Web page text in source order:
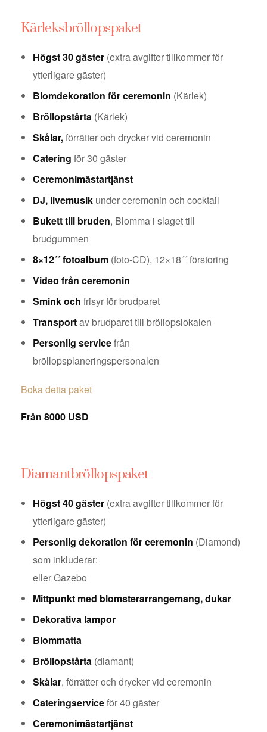
Kärleksbröllopspaket
Högst 30 gäster (extra avgifter tillkommer för
ytterligare gäster)
Blomdekoration för ceremonin (Kärlek)
Bröllopstårta (Kärlek)
Skålar,förrätter och drycker vid ceremonin
Catering för 30 gäster
Ceremonimästartjänst
DJ, livemusik under ceremonin och cocktail
Bukett till bruden, Blomma i slaget till
brudgummen
8×12´´ fotoalbum (foto-CD), 12×18´´ förstoring
Video från ceremonin
Smink och frisyr för brudparet
Transportav brudparet till bröllopslokalen
Personlig servicefrån
bröllopsplaneringspersonalen
Boka detta paket
Från 8000 USD
Diamantbröllopspaket
Högst 40 gäster (extra avgifter tillkommer för
ytterligare gäster)
Personlig dekoration för ceremonin (Diamond)
som inkluderar:
eller Gazebo
Mittpunkt med blomsterarrangemang, dukar
Dekorativa lampor
Blommatta
Bröllopstårta (diamant)
Skålar, förrätter och drycker vid ceremonin
Cateringserviceför 40 gäster
Ceremonimästartjänst